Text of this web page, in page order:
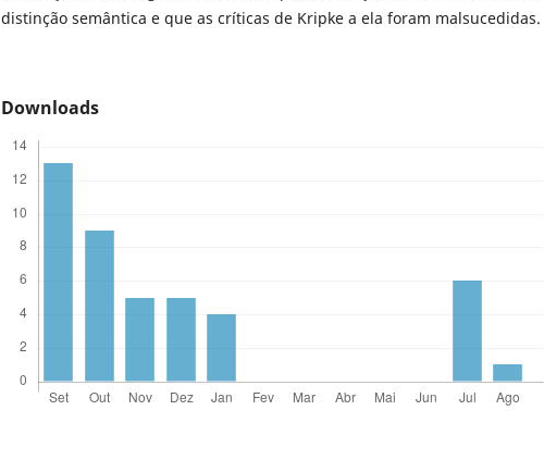
distinção semântica e que as críticas de Kripke a ela foram malsucedidas.
Downloads